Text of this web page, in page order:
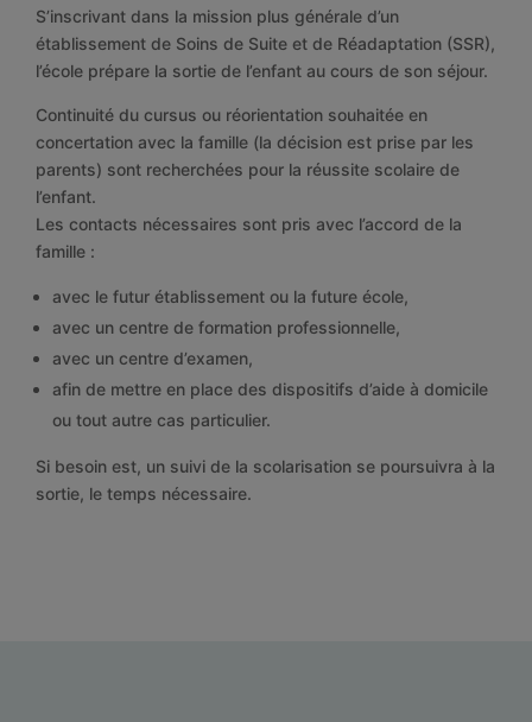
S’inscrivant dans la mission plus générale d’un
établissement de Soins de Suite et de Réadaptation (SSR),
l’école prépare la sortie de l’enfant au cours de son séjour.
Continuité du cursus ou réorientation souhaitée en
concertation avec la famille (la décision est prise par les
parents) sont recherchées pour la réussite scolaire de
l’enfant.
Les contacts nécessaires sont pris avec l’accord de la
famille :
avec le futur établissement ou la future école,
avec un centre de formation professionnelle,
avec un centre d’examen,
afin de mettre en place des dispositifs d’aide à domicile
ou tout autre cas particulier.
Si besoin est, un suivi de la scolarisation se poursuivra à la
sortie, le temps nécessaire.